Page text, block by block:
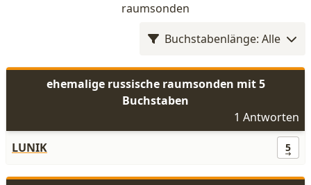
raumsonden
Buchstabenlänge: Alle
ehemalige russische raumsonden mit 5
Buchstaben
1 Antworten
LUNIK
5